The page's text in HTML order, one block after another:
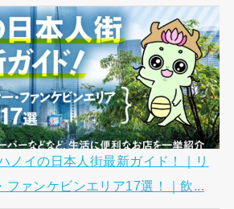
ノイの日本人街最新ガイド！｜リ
ァンケビンエリア17選！｜飲...